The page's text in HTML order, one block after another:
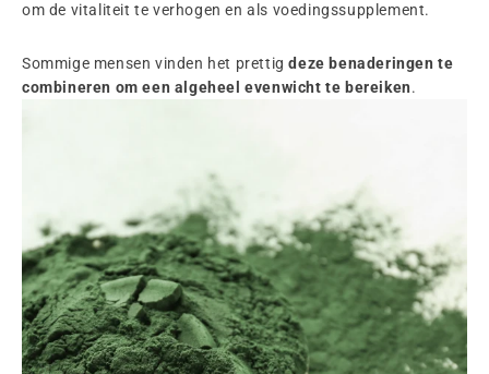
om de vitaliteit te verhogen en als voedingssupplement.
Sommige mensen vinden het prettigdeze benaderingen te
combineren om een algeheel evenwicht te bereiken.